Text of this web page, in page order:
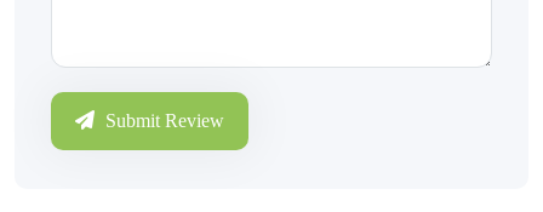
Submit Review